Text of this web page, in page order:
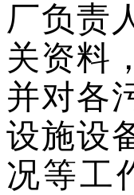
厂负责
关资料
并对各
设施设
况等工